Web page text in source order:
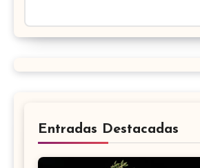
Entradas Destacadas